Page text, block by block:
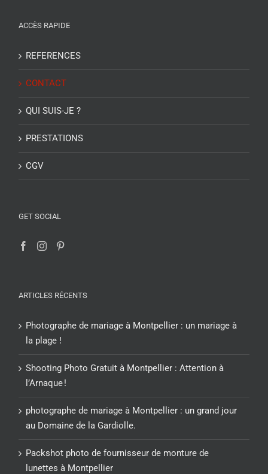
ACCÈS RAPIDE
REFERENCES
CONTACT
QUI SUIS-JE ?
PRESTATIONS
CGV
GET SOCIAL
ARTICLES RÉCENTS
Photographe de mariage à Montpellier : un mariage à
la plage !
Shooting Photo Gratuit à Montpellier : Attention à
l’Arnaque !
photographe de mariage à Montpellier : un grand jour
au Domaine de la Gardiolle.
Packshot photo de fournisseur de monture de
lunettes à Montpellier